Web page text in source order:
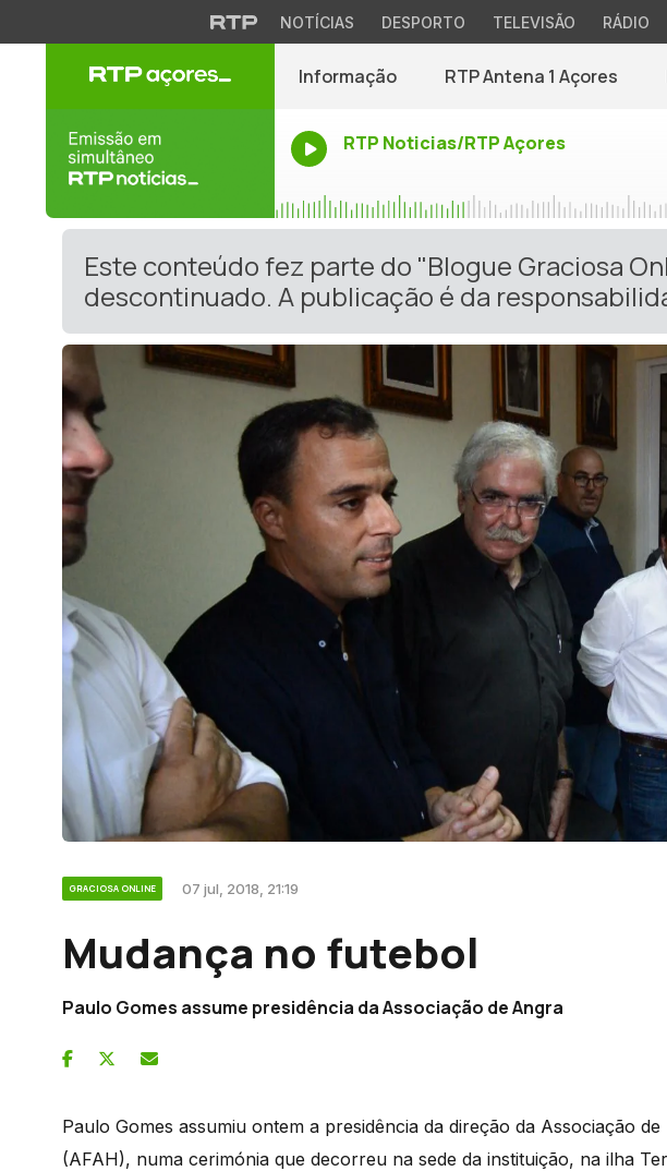
NOTÍCIAS DESPORTO TELEVISÃO RÁDIO
Informação RTP Antena 1 Açores
RTP Noticias/RTP Açores
Este conteúdo fez parte do "Blogue Graciosa
descontinuado. A publicação é da
GRACIOSA ONLINE 07 jul, 2018, 21:19
Mudança no futebol
Paulo Gomes assume presidência da Associação de Angra
Paulo Gomes assumiu ontem a presidência da direção da Associação
(AFAH), numa cerimónia que decorreu na sede da instituição, na ilha